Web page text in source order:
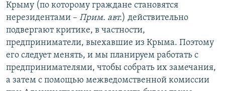
Крыму (по которому граждане становятся
нерезидентами – Прим. авт.) действительно
подвергают критике, в частности,
предприниматели, выехавшие из Крыма. Поэтому
его следует менять, и мы планируем работать с
предпринимателями, чтобы собрать их замечания,
а затем с помощью межведомственной комиссии